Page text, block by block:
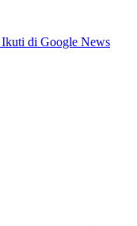
Ikuti di Google News